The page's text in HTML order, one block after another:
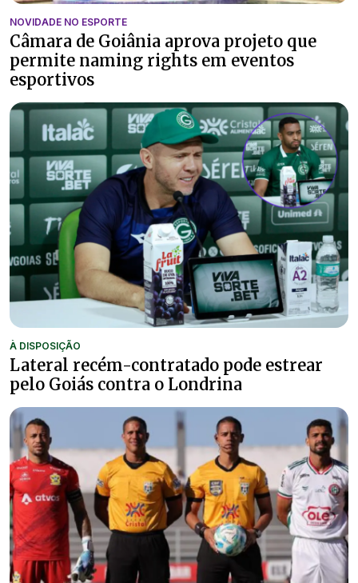
NOVIDADE NO ESPORTE
Câmara de Goiânia aprova projeto que
permite naming rights em eventos
esportivos
À DISPOSIÇÃO
Lateral recém-contratado pode estrear
pelo Goiás contra o Londrina